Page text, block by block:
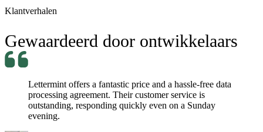
Klantverhalen
Gewaardeerd door ontwikkelaars
Lettermint offers a fantastic price and a hassle-free data
processing agreement. Their customer service is
outstanding, responding quickly even on a Sunday
evening.